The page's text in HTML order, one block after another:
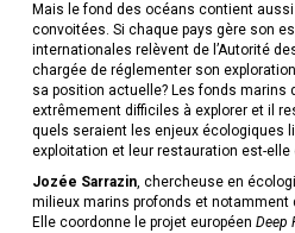
Mais le fond des océans contient
convoitées. Si chaque pays gère son
internationales relèvent de l’Autorité
chargée de réglementer son
sa position actuelle? Les fonds marins
extrêmement difficiles à explorer et il
quels seraient les enjeux écologiques
exploitation et leur restauration est-elle
Jozée Sarrazin, chercheuse en
milieux marins profonds et
Elle coordonne le projet européen Deep